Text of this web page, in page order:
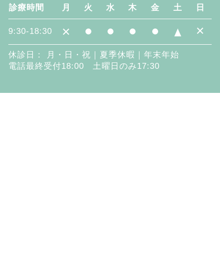
診療時間 月 火 水 木 金 土 日
9:30-18:30 × ×
休診日： 月・日・祝｜夏季休暇｜年末年始
電話最終受付18:00 土曜日のみ17:30